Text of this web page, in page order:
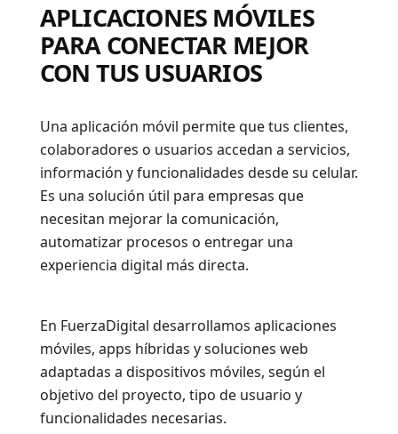
APLICACIONES MÓVILES
PARA CONECTAR MEJOR
CON TUS USUARIOS
Una aplicación móvil permite que tus clientes,
colaboradores o usuarios accedan a servicios,
información y funcionalidades desde su celular.
Es una solución útil para empresas que
necesitan mejorar la comunicación,
automatizar procesos o entregar una
experiencia digital más directa.
En FuerzaDigital desarrollamos aplicaciones
móviles, apps híbridas y soluciones web
adaptadas a dispositivos móviles, según el
objetivo del proyecto, tipo de usuario y
funcionalidades necesarias.